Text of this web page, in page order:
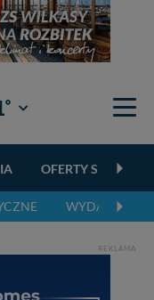
° Giżycko
OFERTY
WYDARZENIA
REKLAMA